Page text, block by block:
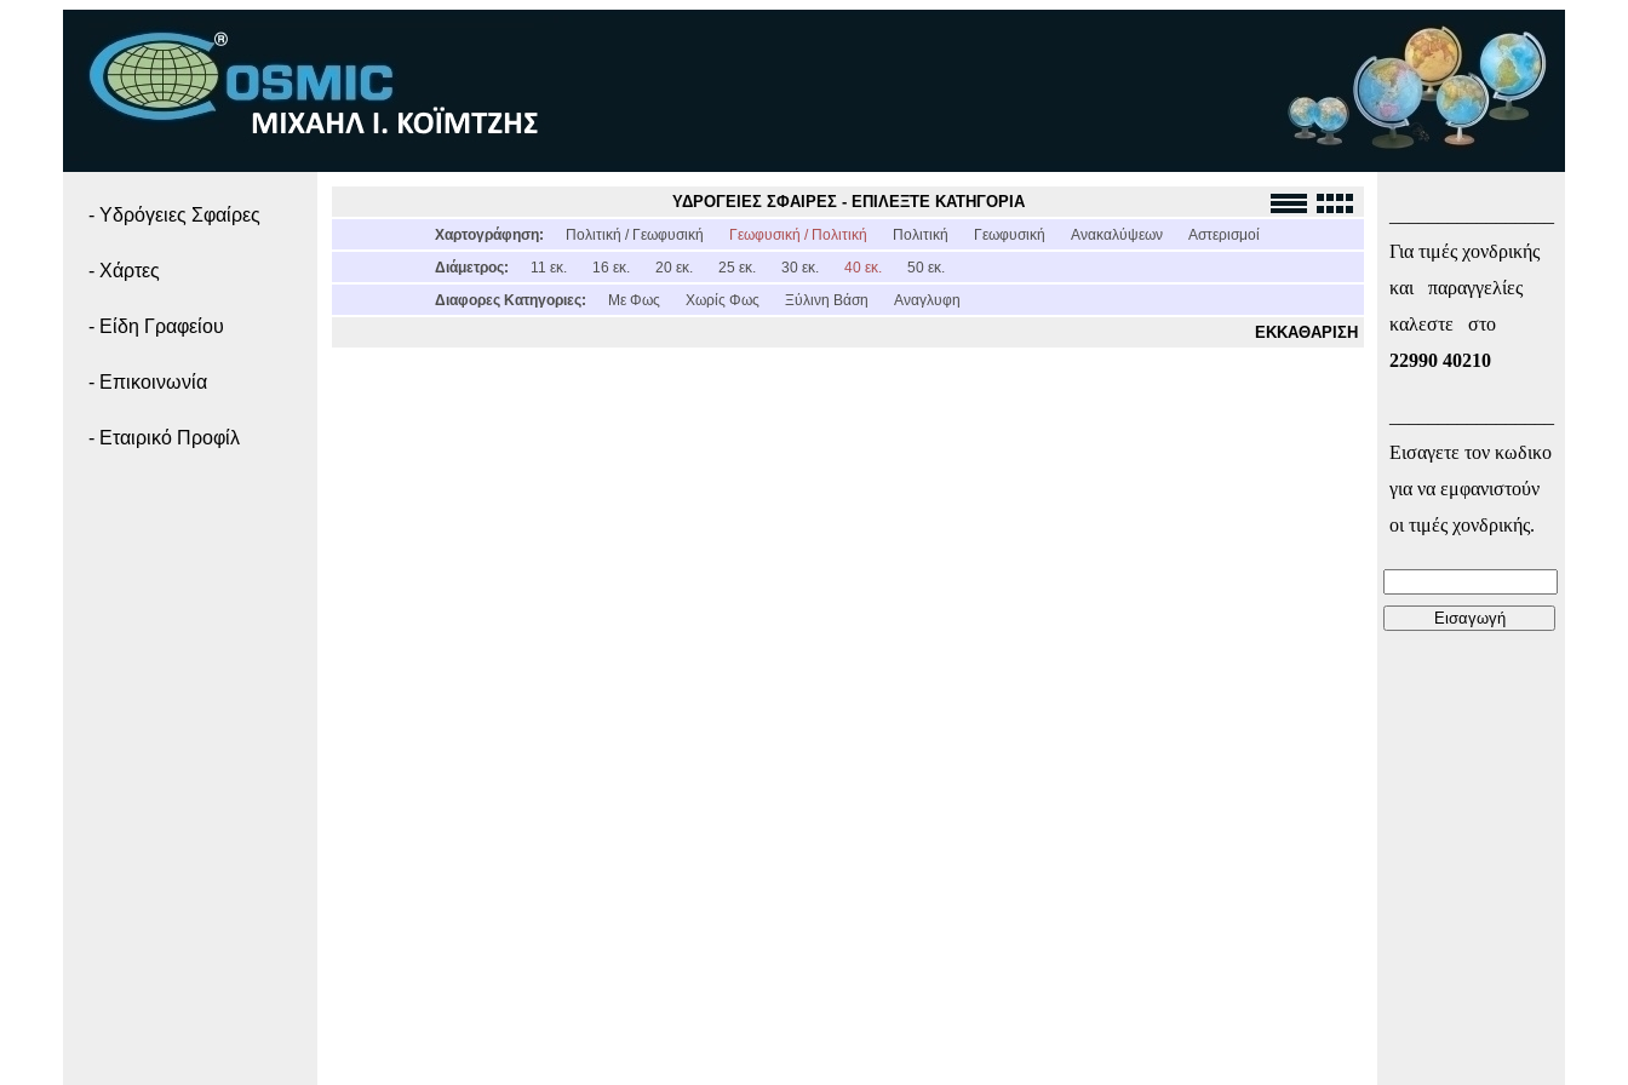
- Yδρόγειες Σφαίρες
- Χάρτες
- Είδη Γραφείου
- Επικοινωνία
- Εταιρικό Προφίλ
ΥΔΡΟΓΕΙΕΣ ΣΦΑΙΡΕΣ - ΕΠΙΛΕΞΤΕ ΚΑΤΗΓΟΡΙΑ
Χαρτογράφηση: Πολιτική / Γεωφυσική Γεωφυσική / Πολιτική Πολιτική Γεωφυσική Ανακαλύψεων
Αστερισμοί
Διάμετρος:
11 εκ. 16 εκ. 20 εκ. 25 εκ. 30 εκ. 40 εκ.
50 εκ.
Διαφορες Κατηγοριες:
Με Φως Χωρίς Φως Ξύλινη Βάση Αναγλυφη
ΕΚΚΑΘΑΡΙΣΗ
Για τιμές χονδρικής
και παραγγελίες
καλεστε στο
22990 40210
Εισαγετε τον κωδικο
για να εμφανιστούν
οι τιμές χονδρικής.